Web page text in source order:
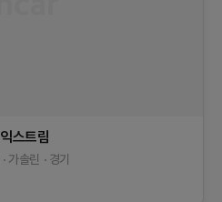
익스트림
가솔린 경기